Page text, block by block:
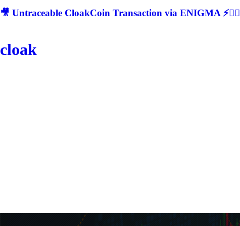
🎥 Untraceable CloakCoin Transaction via ENIGMA ⚡🕵‍♂
cloak